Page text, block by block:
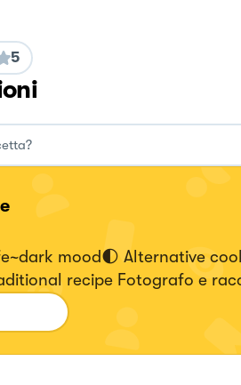
5
mood🌓 Alternative
recipe Fotografo e